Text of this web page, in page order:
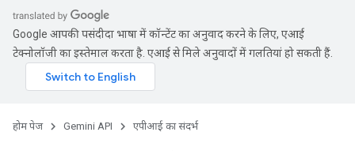
Google आपकी पसंदीदा भाषा में कॉन्टेंट का अनुवाद करने के लिए, एआई
टेक्नोलॉजी का इस्तेमाल करता है. एआई से मिले अनुवादों में गलतियां हो सकती हैं.
होम पेज Gemini API एपीआई का संदर्भ